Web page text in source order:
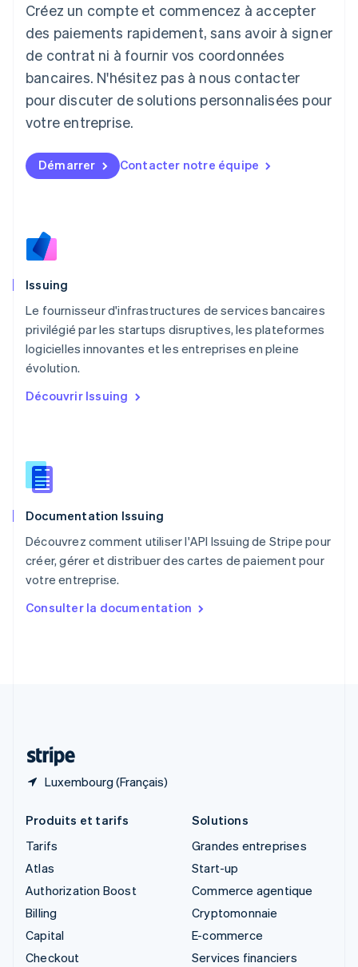
Créez un compte et commencez à accepter
des paiements rapidement, sans avoir à signer
de contrat ni à fournir vos coordonnées
bancaires. N'hésitez pas à nous contacter
pour discuter de solutions personnalisées pour
votre entreprise.
Démarrer Contacter notre équipe
Issuing
Le fournisseur d'infrastructures de services bancaires
privilégié par les startups disruptives, les plateformes
logicielles innovantes et les entreprises en pleine
évolution.
Découvrir Issuing
Documentation Issuing
Découvrez comment utiliser l'API Issuing de Stripe pour
créer, gérer et distribuer des cartes de paiement pour
votre entreprise.
Consulter la documentation
Luxembourg (Français)
Japon
日本語
Lettonie
English
Liechtenstein
DeutschEnglish
English
FrançaisDeutschEnglish
Malaisie
Mexique
Español
English
Nouvelle-Zélande
Pays-Bas
NederlandsEnglish
Pologne
Portugal
République tchèque
English
English
Singapour
English简体中文
English
Produits et tarifs
Tarifs
Atlas
Authorization Boost
Billing
Capital
Checkout
Solutions
Grandes entreprises
Start-up
Commerce agentique
Cryptomonnaie
E-commerce
Services financiers